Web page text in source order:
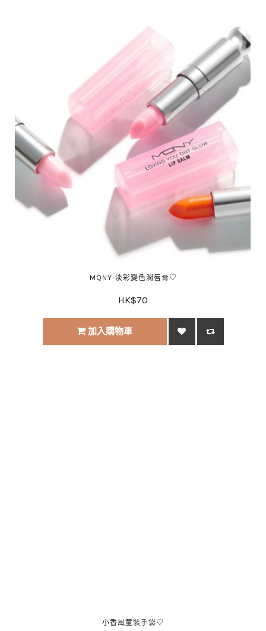
MQNY-淡彩變色潤唇膏♡
HK$70
加入購物車
小香風童裝手袋♡